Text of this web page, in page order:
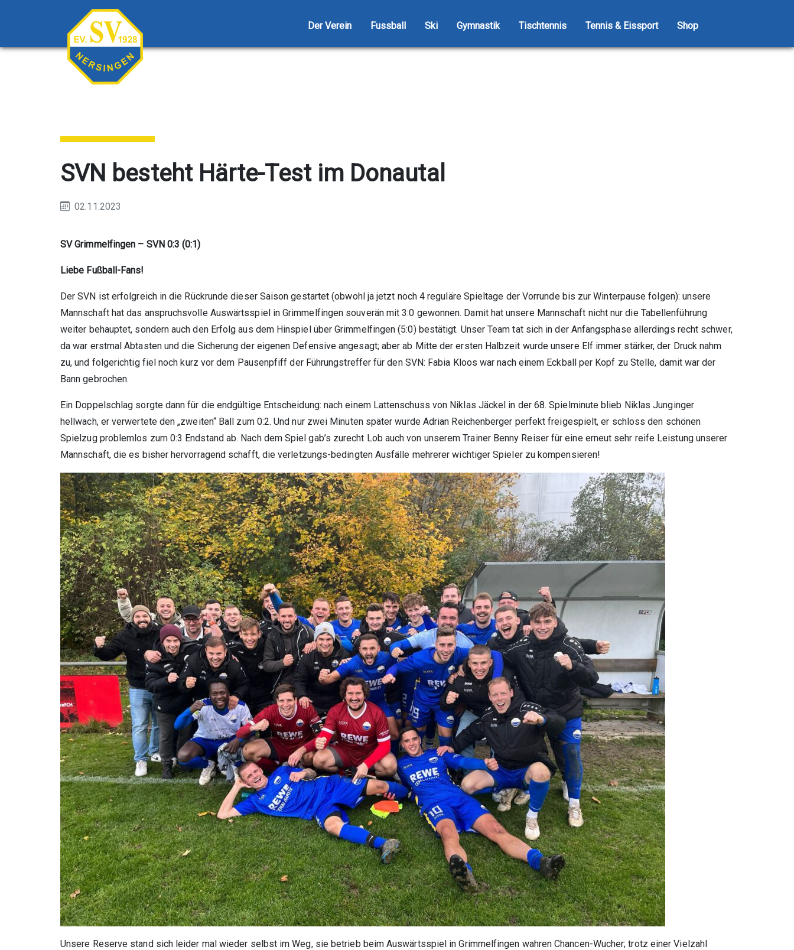
Der Verein Fussball Ski Gymnastik Tischtennis Tennis & Eissport Shop
SVN besteht Härte-Test im Donautal
02.11.2023
SV Grimmelfingen – SVN 0:3 (0:1)
Liebe Fußball-Fans!
Der SVN ist erfolgreich in die Rückrunde dieser Saison gestartet (obwohl ja jetzt noch 4 reguläre Spieltage der Vorrunde bis zur Winterpause folgen): unsere
Mannschaft hat das anspruchsvolle Auswärtsspiel in Grimmelfingen souverän mit 3:0 gewonnen. Damit hat unsere Mannschaft nicht nur die Tabellenführung
weiter behauptet, sondern auch den Erfolg aus dem Hinspiel über Grimmelfingen (5:0) bestätigt. Unser Team tat sich in der Anfangsphase allerdings recht schwer,
da war erstmal Abtasten und die Sicherung der eigenen Defensive angesagt; aber ab Mitte der ersten Halbzeit wurde unsere Elf immer stärker, der Druck nahm
zu, und folgerichtig fiel noch kurz vor dem Pausenpfiff der Führungstreffer für den SVN: Fabia Kloos war nach einem Eckball per Kopf zu Stelle, damit war der
Bann gebrochen.
Ein Doppelschlag sorgte dann für die endgültige Entscheidung: nach einem Lattenschuss von Niklas Jäckel in der 68. Spielminute blieb Niklas Junginger
hellwach, er verwertete den „zweiten“ Ball zum 0:2. Und nur zwei Minuten später wurde Adrian Reichenberger perfekt freigespielt, er schloss den schönen
Spielzug problemlos zum 0:3 Endstand ab. Nach dem Spiel gab’s zurecht Lob auch von unserem Trainer Benny Reiser für eine erneut sehr reife Leistung unserer
Mannschaft, die es bisher hervorragend schafft, die verletzungs-bedingten Ausfälle mehrerer wichtiger Spieler zu kompensieren!
Unsere Reserve stand sich leider mal wieder selbst im Weg, sie betrieb beim Auswärtsspiel in Grimmelfingen wahren Chancen-Wucher; trotz einer Vielzahl